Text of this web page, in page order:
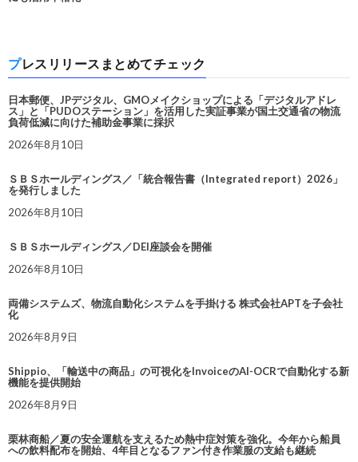
プレスリリースまとめてチェック
日本郵便、JPデジタル、GMOメイクショップによる「デジタルアドレ
ス」と「PUDOステーション」を活用した実証事業が国土交通省の物流
負荷低減に向けた補助金事業に採択
2026年8月10日
ＳＢＳホールディングス／「統合報告書（Integrated report）2026」
を発行しました
2026年8月10日
ＳＢＳホールディングス／DEI座談会を開催
2026年8月10日
両備システムズ、物流自動化システムを手掛ける 株式会社APTを子会社
化
2026年8月9日
Shippio、「輸送中の商品」の可視化をInvoiceのAI-OCRで自動化する新
機能を提供開始
2026年8月9日
栗林商船／夏の安全運航を支えるため熱中症対策を強化。今年から船員
への飲料配布を開始、4年目となるファン付き作業服の支給も継続